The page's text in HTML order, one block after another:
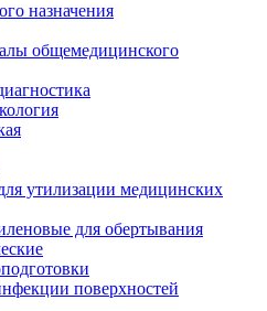
назначения
общемедицинского
утилизации медицинских
для обертывания
поверхностей